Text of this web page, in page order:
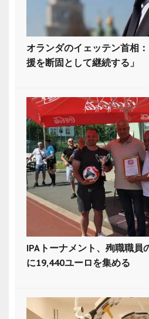
オランダのイェッテン首相
援を断固として継続する」
IPAトーナメント、殉職職員
に19,440ユーロを集める